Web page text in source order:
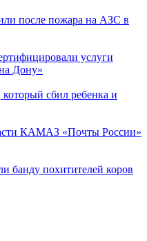
после пожара на АЗС в
услуги
Дону»
сбил ребенка и
КАМАЗ «Почты России»
банду похитителей коров